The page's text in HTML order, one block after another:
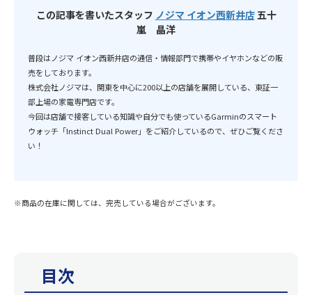
この記事を書いたスタッフ ノジマ イオン西新井店五十
嵐 晶洋
普段はノジマ イオン西新井店の通信・情報部門で携帯やイヤホンなどの販
売をしております。
株式会社ノジマは、関東を中心に200以上の店舗を展開している、東証一
部上場の家電専門店です。
今回は店舗で接客している知識や自分でも使っているGarminのスマート
ウォッチ「Instinct Dual Power」をご紹介しているので、ぜひご覧くださ
い！
※商品の在庫に関しては、完売している場合がございます。
目次